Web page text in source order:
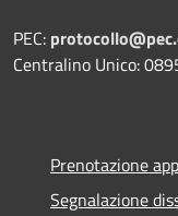
PEC:
Centralino Unico:
Prenotazione
Segnalazione